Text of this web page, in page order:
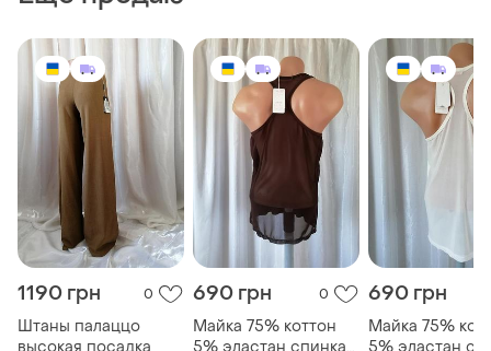
1190 грн 0
Штаны палаццо
690 грн 0
Майка 75% коттон
690 грн
Майка 75%